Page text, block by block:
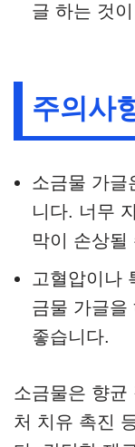
글 하는 것
주의사
소금물 가글
니다. 너무
막이 손상될
고혈압이나
금물 가글을
좋습니다.
소금물은 향
처 치유 촉진